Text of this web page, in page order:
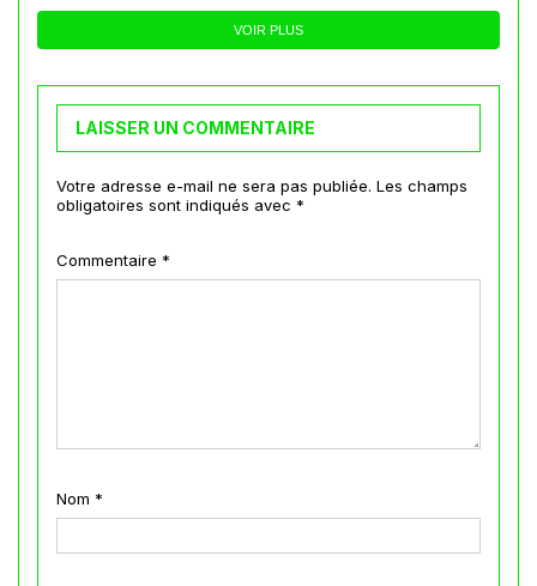
VOIR PLUS
LAISSER UN COMMENTAIRE
Votre adresse e-mail ne sera pas publiée. Les champs
obligatoires sont indiqués avec *
Commentaire *
Nom *